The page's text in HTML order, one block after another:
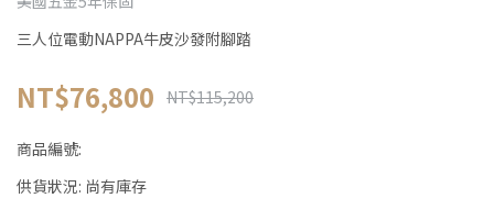
三人位電動NAPPA牛皮沙發附腳踏
NT$76,800 NT$115,200
商品編號:
供貨狀況: 尚有庫存